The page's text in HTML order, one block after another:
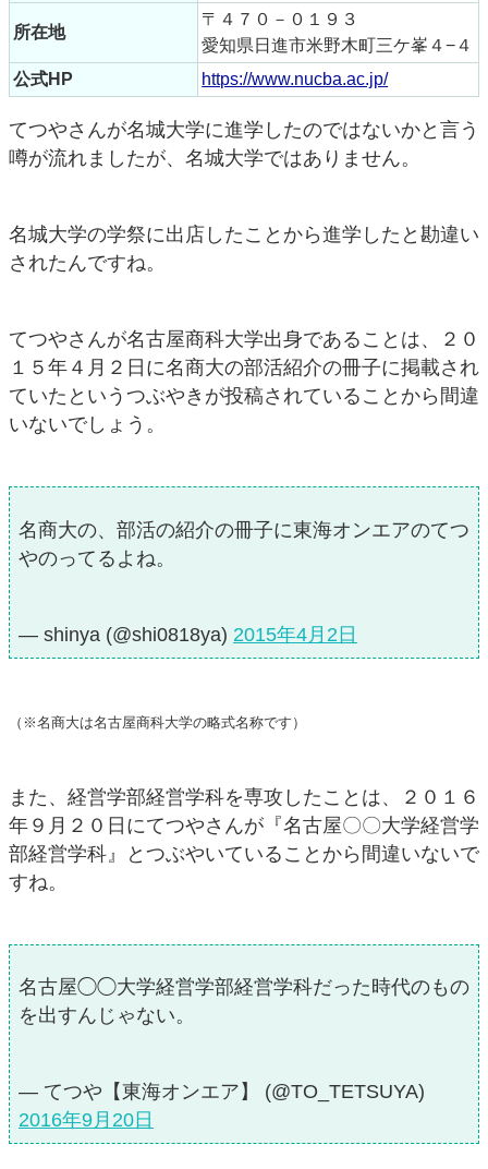
所在地
〒４７０－０１９３
愛知県日進市米野木町三ケ峯４−４
公式HP
https://www.nucba.ac.jp/
てつやさんが名城大学に進学したのではないかと言う
噂が流れましたが、名城大学ではありません。
名城大学の学祭に出店したことから進学したと勘違い
されたんですね。
てつやさんが名古屋商科大学出身であることは、２０
１５年４月２日に名商大の部活紹介の冊子に掲載され
ていたというつぶやきが投稿されていることから間違
いないでしょう。
名商大の、部活の紹介の冊子に東海オンエアのてつ
やのってるよね。
— shinya (@shi0818ya) 2015年4月2日
（※名商大は名古屋商科大学の略式名称です）
また、経営学部経営学科を専攻したことは、２０１６
年９月２０日にてつやさんが『名古屋〇〇大学経営学
部経営学科』とつぶやいていることから間違いないで
すね。
名古屋◯◯大学経営学部経営学科だった時代のもの
を出すんじゃない。
— てつや【東海オンエア】 (@TO_TETSUYA)
2016年9月20日